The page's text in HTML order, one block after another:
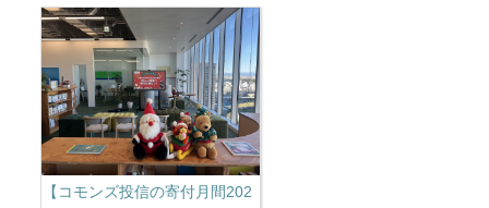
【コモンズ投信の寄付月間202